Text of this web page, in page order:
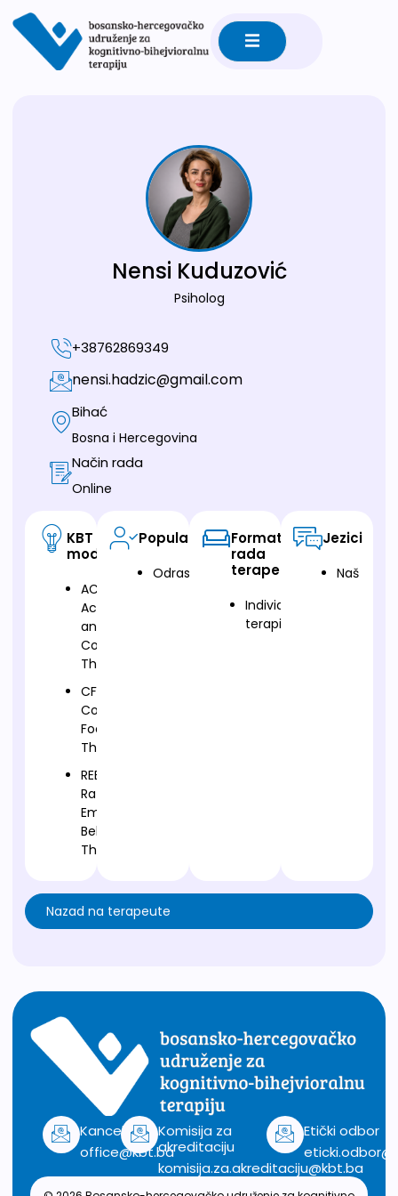
Nensi Kuduzović
Psiholog
+38762869349
nensi.hadzic@gmail.com
Bihać
Bosna i Hercegovina
Način rada
Online
KBT
modalitet
ACT-
Acceptance
and
Commitment
Therapy
CFT-
Compassion
Focused
Therapy
REBT-
Rational
Emotive
Behavior
Therapy
Populacija
Odrasli
Format
rada
terapeuta
Individualna
terapija
Jezici
Naš
Nazad na terapeute
Kancelarija
office@kbt.ba
Komisija za
akreditaciju
komisija.za.akreditaciju@kbt.ba
Etički odbor